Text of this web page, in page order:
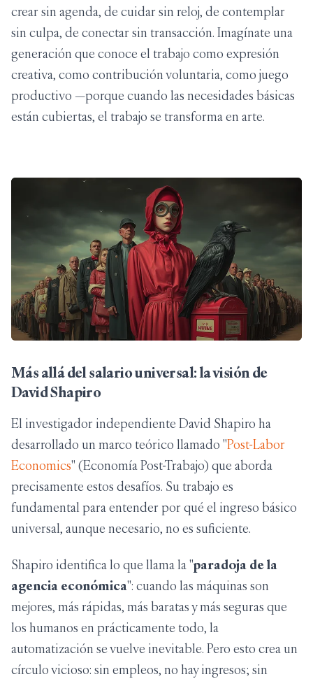
crear sin agenda, de cuidar sin reloj, de contemplar
sin culpa, de conectar sin transacción. Imagínate una
generación que conoce el trabajo como expresión
creativa, como contribución voluntaria, como juego
productivo —porque cuando las necesidades básicas
están cubiertas, el trabajo se transforma en arte.
Más allá del salario universal: la visión de
David Shapiro
El investigador independiente David Shapiro ha
desarrollado un marco teórico llamado "Post-Labor
Economics" (Economía Post-Trabajo) que aborda
precisamente estos desafíos. Su trabajo es
fundamental para entender por qué el ingreso básico
universal, aunque necesario, no es suficiente.
Shapiro identifica lo que llama la "paradoja de la
agencia económica": cuando las máquinas son
mejores, más rápidas, más baratas y más seguras que
los humanos en prácticamente todo, la
automatización se vuelve inevitable. Pero esto crea un
círculo vicioso: sin empleos, no hay ingresos; sin